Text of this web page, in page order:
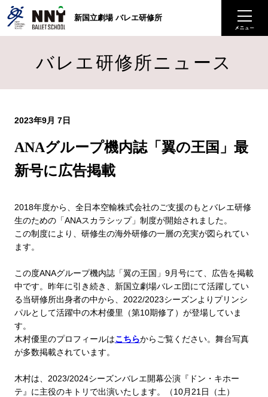
新国立劇場 バレエ研修所
バレエ研修所ニュース
2023年9月 7日
ANAグループ機内誌「翼の王国」最
新号に広告掲載
2018年度から、全日本空輸株式会社のご支援のもとバレエ研修
生のための「ANAスカラシップ」制度が開始されました。
この制度により、研修生の海外研修の一層の充実が図られてい
ます。
この度ANAグループ機内誌「翼の王国」9月号にて、広告を掲載
中です。昨年に引き続き、新国立劇場バレエ団にて活躍してい
る当研修所出身者の中から、2022/2023シーズンよりプリンシ
パルとして活躍中の木村優里（第10期修了）が登場していま
す。
木村優里のプロフィールはこちらからご覧ください。舞台写真
が多数掲載されています。
木村は、2023/2024シーズンバレエ開幕公演『ドン・キホー
テ』に主役のキトリで出演いたします。（10月21日（土）